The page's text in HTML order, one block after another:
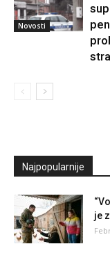
Novosti
Najpopularnije
je